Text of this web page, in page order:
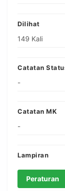
Dilihat
149 Kali
Catatan
-
Catatan MK
-
Lampiran
Peraturan